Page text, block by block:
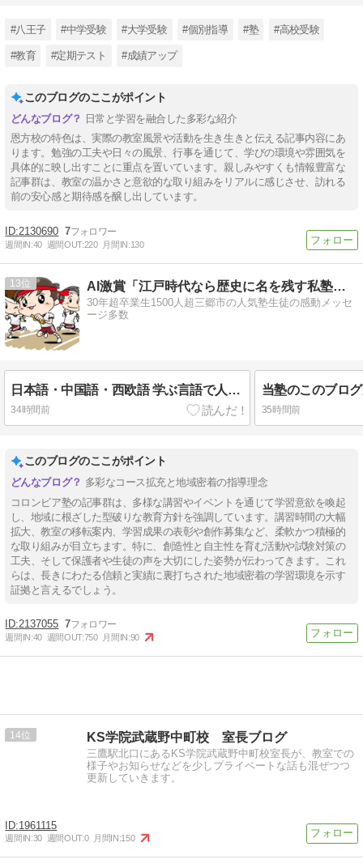
#八王子 #中学受験 #大学受験 #個別指導 #塾 #高校受験
#教育 #定期テスト #成績アップ
このブログのここがポイント
日常と学習を融合した多彩な紹介
恩方校の特色は、実際の教室風景や活動を生き生きと伝える記事内容にあ
ります。勉強の工夫や日々の風景、行事を通じて、学びの環境や雰囲気を
具体的に映し出すことに重点を置いています。親しみやすくも情報豊富な
記事群は、教室の温かさと意欲的な取り組みをリアルに感じさせ、訪れる
前の安心感と期待感を醸し出しています。
2130690 7
週間IN:40 週間OUT:220 月間IN:130
13 AI激賞「江戸時代なら歴史に名を残す私塾」コロンビア塾
30年超卒業生1500人超三郷市の人気塾生徒の感動メッセ
ージ多数
日本語・中国語・西欧語 学ぶ言語で人間性が変わる 過度の英語重視教育・自己主張重視入試の問題点
34時間前 35時間前
このブログのここがポイント
多彩なコース拡充と地域密着の指導理念
コロンビア塾の記事群は、多様な講習やイベントを通じて学習意欲を喚起
し、地域に根ざした型破りな教育方針を強調しています。講習時間の大幅
拡大、教室の移転案内、学習成果の表彰や創作募集など、柔軟かつ積極的
な取り組みが目立ちます。特に、創造性と自主性を育む活動や試験対策の
工夫、そして保護者や生徒の声を大切にした姿勢が伝わってきます。これ
らは、長きにわたる信頼と実績に裏打ちされた地域密着の学習環境を示す
証拠と言えるでしょう。
2137055 7
週間IN:40 週間OUT:750 月間IN:90
14 KS学院武蔵野中町校 室長ブログ
三鷹駅北口にあるKS学院武蔵野中町校室長が、教室での
様子やお知らせなどを少しプライベートな話も混ぜつつ
更新していきます。
1961115
週間IN:30 週間OUT:0 月間IN:150